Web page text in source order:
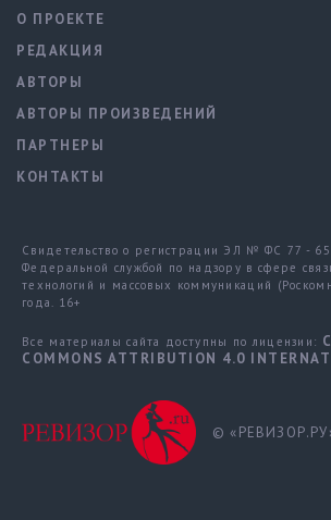
О ПРОЕКТЕ
РЕДАКЦИЯ
АВТОРЫ
АВТОРЫ ПРОИЗВЕДЕНИЙ
ПАРТНЕРЫ
КОНТАКТЫ
Свидетельство о регистрации ЭЛ № ФС 77 -
Федеральной службой по надзору в сфере
технологий и массовых коммуникаций
года. 16+
Все материалы сайта доступны по лицензии:
COMMONS ATTRIBUTION 4.0
©